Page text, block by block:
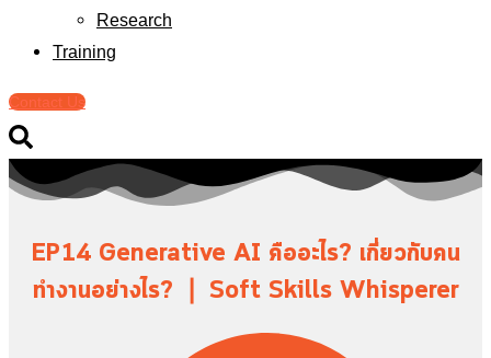
Research
Training
Contact Us
EP14 Generative AI คืออะไร? เกี่ยวกับคน
ทำงานอย่างไร? ❘ Soft Skills Whisperer